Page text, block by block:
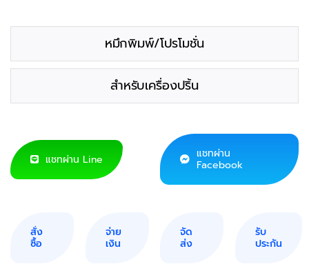
หมึกพิมพ์/โปรโมชั่น
สำหรับเครื่องปริ้น
แชทผ่าน Line
แชทผ่าน
Facebook
สั่ง
ซื้อ
จ่าย
เงิน
จัด
ส่ง
รับ
ประกัน